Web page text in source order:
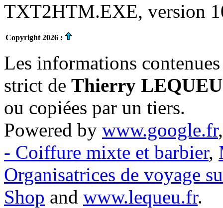
TXT2HTM.EXE, version
Copyright 2026 :
Les informations
strict de Thierry LEQUEU
ou copiées par un tiers.
Powered by www.google.fr
- Coiffure mixte et barbier,
Organisatrices de voyage
Shop and www.lequeu.fr.